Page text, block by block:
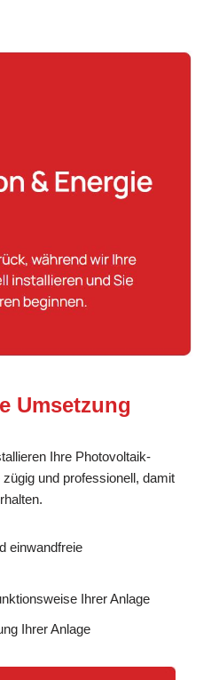
Umsetzung
Ihre Photovoltaik-
und professionell, damit
einwandfreie
Ihrer Anlage
Ihrer Anlage